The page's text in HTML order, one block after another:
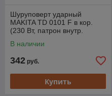
Шуруповерт ударный
MAKITA TD 0101 F в кор.
(230 Вт, патрон внутр.
подсветка)
В наличии
342 руб.
Купить